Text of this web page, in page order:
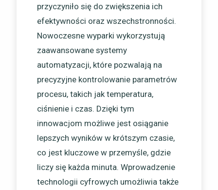
przyczyniło się do zwiększenia ich
efektywności oraz wszechstronności.
Nowoczesne wyparki wykorzystują
zaawansowane systemy
automatyzacji, które pozwalają na
precyzyjne kontrolowanie parametrów
procesu, takich jak temperatura,
ciśnienie i czas. Dzięki tym
innowacjom możliwe jest osiąganie
lepszych wyników w krótszym czasie,
co jest kluczowe w przemyśle, gdzie
liczy się każda minuta. Wprowadzenie
technologii cyfrowych umożliwia także